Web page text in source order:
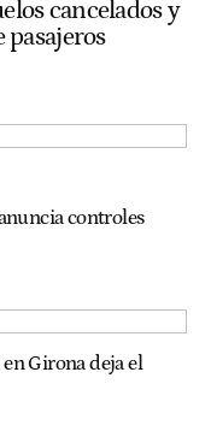
cancelados y
pasajeros
controles
Girona deja el